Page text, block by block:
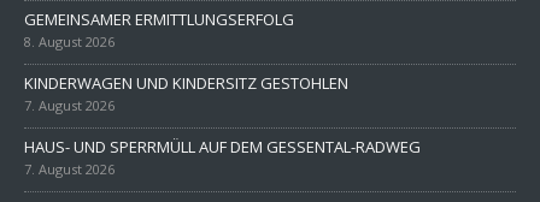
GEMEINSAMER ERMITTLUNGSERFOLG
8. August 2026
KINDERWAGEN UND KINDERSITZ GESTOHLEN
7. August 2026
HAUS- UND SPERRMÜLL AUF DEM GESSENTAL-RADWEG
7. August 2026